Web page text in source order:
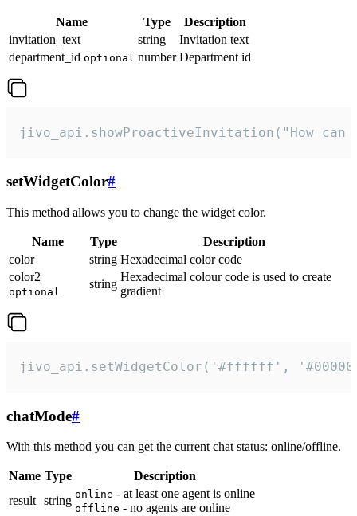
Name Type
Description
invitation_text
string
Invitation text
department_id optional number Department id
jivo_api.showProactiveInvitation("How
setWidgetColor#
This method allows you to change the widget color.
Name Type
Description
color
string Hexadecimal color code
color2
optional
string
Hexadecimal colour code is used to create
gradient
jivo_api.setWidgetColor('#ffffff',
chatMode#
With this method you can get the current chat status: online/offline.
Name Type
Description
result string online - at least one agent is online
offline - no agents are online